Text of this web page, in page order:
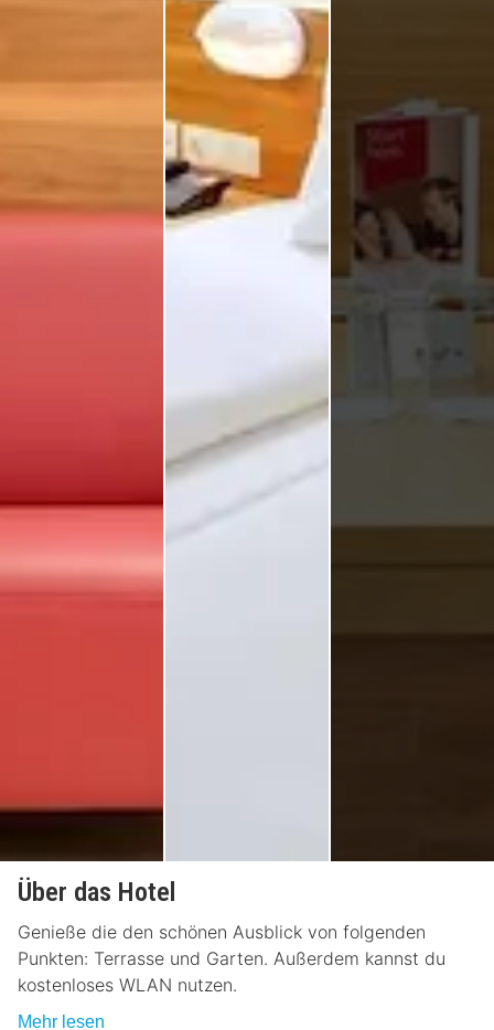
Über das Hotel
Genieße die den schönen Ausblick von folgenden
Punkten: Terrasse und Garten. Außerdem kannst du
kostenloses WLAN nutzen.
Mehr lesen